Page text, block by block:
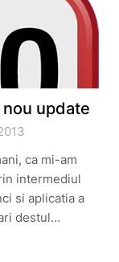
update
ca mi-am
intermediul
si aplicatia a
destul…